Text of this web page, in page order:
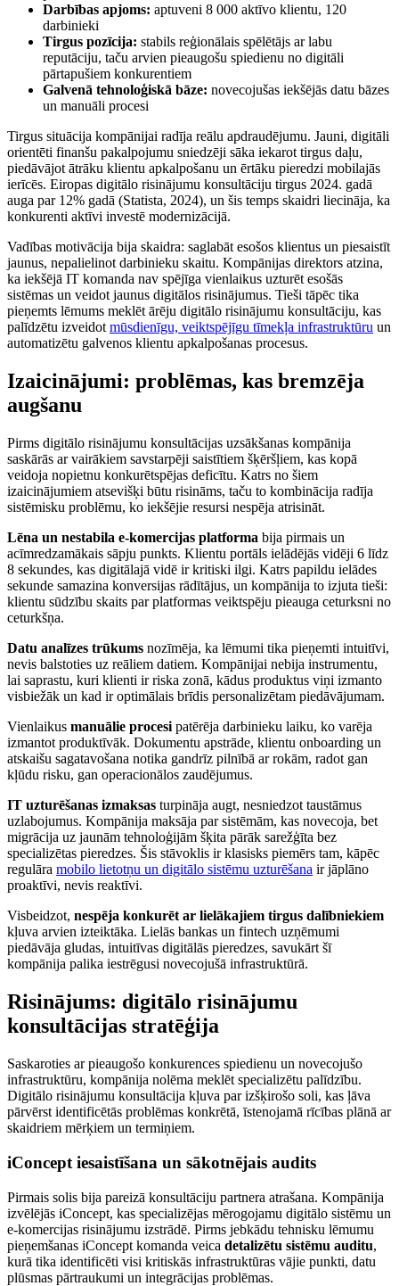
Darbības apjoms: aptuveni 8 000 aktīvo klientu, 120
darbinieki
Tirgus pozīcija: stabils reģionālais spēlētājs ar labu
reputāciju, taču arvien pieaugošu spiedienu no digitāli
pārtapušiem konkurentiem
Galvenā tehnoloģiskā bāze: novecojušas iekšējās datu bāzes
un manuāli procesi
Tirgus situācija kompānijai radīja reālu apdraudējumu. Jauni, digitāli
orientēti finanšu pakalpojumu sniedzēji sāka iekarot tirgus daļu,
piedāvājot ātrāku klientu apkalpošanu un ērtāku pieredzi mobilajās
ierīcēs. Eiropas digitālo risinājumu konsultāciju tirgus 2024. gadā
auga par 12% gadā (Statista, 2024), un šis temps skaidri liecināja, ka
konkurenti aktīvi investē modernizācijā.
Vadības motivācija bija skaidra: saglabāt esošos klientus un piesaistīt
jaunus, nepalielinot darbinieku skaitu. Kompānijas direktors atzina,
ka iekšējā IT komanda nav spējīga vienlaikus uzturēt esošās
sistēmas un veidot jaunus digitālos risinājumus. Tieši tāpēc tika
pieņemts lēmums meklēt ārēju digitālo risinājumu konsultāciju, kas
palīdzētu izveidotmūsdienīgu, veiktspējīgu tīmekļa infrastruktūru un
automatizētu galvenos klientu apkalpošanas procesus.
Izaicinājumi: problēmas, kas bremzēja
augšanu
Pirms digitālo risinājumu konsultācijas uzsākšanas kompānija
saskārās ar vairākiem savstarpēji saistītiem šķēršļiem, kas kopā
veidoja nopietnu konkurētspējas deficītu. Katrs no šiem
izaicinājumiem atsevišķi būtu risināms, taču to kombinācija radīja
sistēmisku problēmu, ko iekšējie resursi nespēja atrisināt.
Lēna un nestabila e-komercijas platforma bija pirmais un
acīmredzamākais sāpju punkts. Klientu portāls ielādējās vidēji 6 līdz
8 sekundes, kas digitālajā vidē ir kritiski ilgi. Katrs papildu ielādes
sekunde samazina konversijas rādītājus, un kompānija to izjuta tieši:
klientu sūdzību skaits par platformas veiktspēju pieauga ceturksni no
ceturkšņa.
Datu analīzes trūkums nozīmēja, ka lēmumi tika pieņemti intuitīvi,
nevis balstoties uz reāliem datiem. Kompānijai nebija instrumentu,
lai saprastu, kuri klienti ir riska zonā, kādus produktus viņi izmanto
visbiežāk un kad ir optimālais brīdis personalizētam piedāvājumam.
Vienlaikus manuālie procesi patērēja darbinieku laiku, ko varēja
izmantot produktīvāk. Dokumentu apstrāde, klientu onboarding un
atskaišu sagatavošana notika gandrīz pilnībā ar rokām, radot gan
kļūdu risku, gan operacionālos zaudējumus.
IT uzturēšanas izmaksas turpināja augt, nesniedzot taustāmus
uzlabojumus. Kompānija maksāja par sistēmām, kas novecoja, bet
migrācija uz jaunām tehnoloģijām šķita pārāk sarežģīta bez
specializētas pieredzes. Šis stāvoklis ir klasisks piemērs tam, kāpēc
regulāra mobilo lietotņu un digitālo sistēmu uzturēšana ir jāplāno
proaktīvi, nevis reaktīvi.
Visbeidzot, nespēja konkurēt ar lielākajiem tirgus dalībniekiem
kļuva arvien izteiktāka. Lielās bankas un fintech uzņēmumi
piedāvāja gludas, intuitīvas digitālās pieredzes, savukārt šī
kompānija palika iestrēgusi novecojušā infrastruktūrā.
Risinājums: digitālo risinājumu
konsultācijas stratēģija
Saskaroties ar pieaugošo konkurences spiedienu un novecojušo
infrastruktūru, kompānija nolēma meklēt specializētu palīdzību.
Digitālo risinājumu konsultācija kļuva par izšķirošo soli, kas ļāva
pārvērst identificētās problēmas konkrētā, īstenojamā rīcības plānā ar
skaidriem mērķiem un termiņiem.
iConcept iesaistīšana un sākotnējais audits
Pirmais solis bija pareizā konsultāciju partnera atrašana. Kompānija
izvēlējās iConcept, kas specializējas mērogojamu digitālo sistēmu un
e-komercijas risinājumu izstrādē. Pirms jebkādu tehnisku lēmumu
pieņemšanas iConcept komanda veica detalizētu sistēmu auditu,
kurā tika identificēti visi kritiskās infrastruktūras vājie punkti, datu
plūsmas pārtraukumi un integrācijas problēmas.